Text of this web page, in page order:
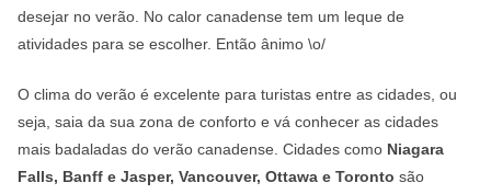
desejar no verão. No calor canadense tem um leque de
atividades para se escolher. Então ânimo \o/
O clima do verão é excelente para turistas entre as cidades, ou
seja, saia da sua zona de conforto e vá conhecer as cidades
mais badaladas do verão canadense. Cidades como Niagara
Falls, Banff e Jasper, Vancouver, Ottawa e Toronto são